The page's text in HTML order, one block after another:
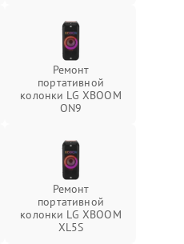
Ремонт
портативной
колонки LG XBOOM
ON9
Ремонт
портативной
колонки LG XBOOM
XL5S